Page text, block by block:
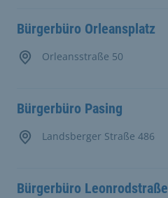
Bürgerbüro Orleansplatz
Orleansstraße 50
Bürgerbüro Pasing
Landsberger Straße 486
Bürgerbüro Leonrodstraße